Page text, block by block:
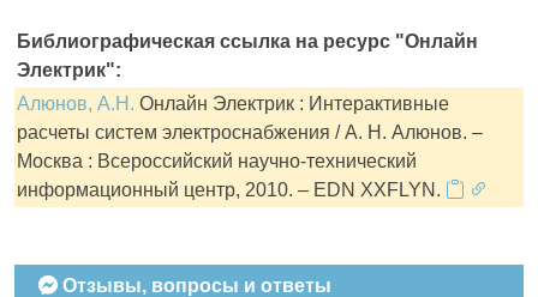
Библиографическая ссылка на ресурс "Онлайн
Электрик":
Алюнов, А.Н. Онлайн Электрик : Интерактивные
расчеты систем электроснабжения / А. Н. Алюнов. –
Москва : Всероссийский научно-технический
информационный центр, 2010. – EDN XXFLYN.
Отзывы, вопросы и ответы